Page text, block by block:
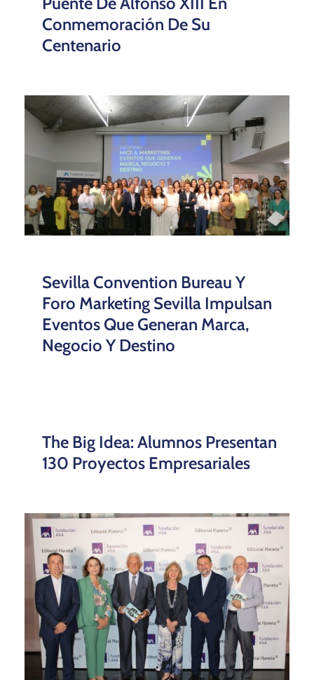
Conmemoración De Su
Centenario
Sevilla Convention Bureau Y
Foro Marketing Sevilla Impulsan
Eventos Que Generan Marca,
Negocio Y Destino
The Big Idea: Alumnos Presentan
130 Proyectos Empresariales